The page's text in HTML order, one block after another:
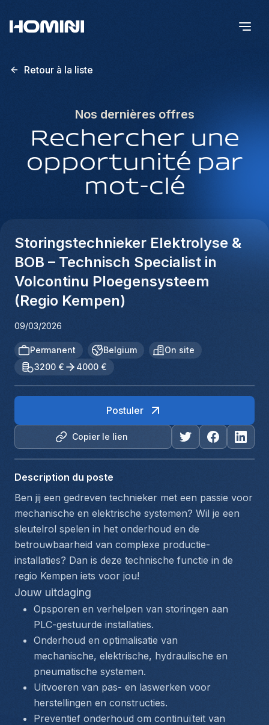
Retour à la liste
Nos dernières offres
Rechercher une
opportunité par
mot-clé
Storingstechnieker Elektrolyse &
BOB – Technisch Specialist in
Volcontinu Ploegensysteem
(Regio Kempen)
09/03/2026
Permanent Belgium
On site
3200 €
4000 €
Copier le lien
Postuler
Description du poste
Ben jij een gedreven technieker met een passie voor
mechanische en elektrische systemen? Wil je een
sleutelrol spelen in het onderhoud en de
betrouwbaarheid van complexe productie-
installaties? Dan is deze technische functie in de
regio Kempen iets voor jou!
Jouw uitdaging
Opsporen en verhelpen van storingen aan
PLC-gestuurde installaties.
Onderhoud en optimalisatie van
mechanische, elektrische, hydraulische en
pneumatische systemen.
Uitvoeren van pas- en laswerken voor
herstellingen en constructies.
Preventief onderhoud om continuïteit van